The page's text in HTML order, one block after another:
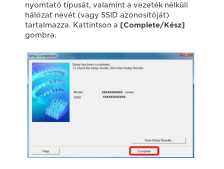
nyomtató típusát, valamint a vezeték nélküli
hálózat nevét (vagy SSID azonosítóját)
tartalmazza. Kattintson a [Complete/Kész]
gombra.